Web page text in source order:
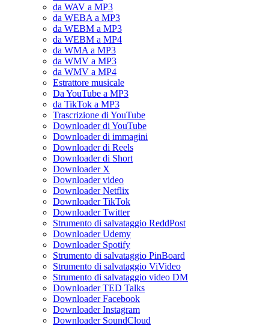
da WAV a MP3
da WEBA a MP3
da WEBM a MP3
da WEBM a MP4
da WMA a MP3
da WMV a MP3
da WMV a MP4
Estrattore musicale
Da YouTube a MP3
da TikTok a MP3
Trascrizione di YouTube
Downloader di YouTube
Downloader di immagini
Downloader di Reels
Downloader di Short
Downloader X
Downloader video
Downloader Netflix
Downloader TikTok
Downloader Twitter
Strumento di salvataggio ReddPost
Downloader Udemy
Downloader Spotify
Strumento di salvataggio PinBoard
Strumento di salvataggio ViVideo
Strumento di salvataggio video DM
Downloader TED Talks
Downloader Facebook
Downloader Instagram
Downloader SoundCloud